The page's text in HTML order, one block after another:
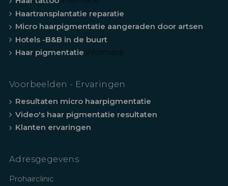
Haartransplantatie reparatie
Micro haarpigmentatie aangeraden door artsen
Hotels -B&B in de buurt
Haar pigmentatie informatie
Voorbeelden - Ervaringen
Resultaten micro haarpigmentatie
Video's haar pigmentatie resultaten
Klanten ervaringen
Adresgegevens
Prohairclinic